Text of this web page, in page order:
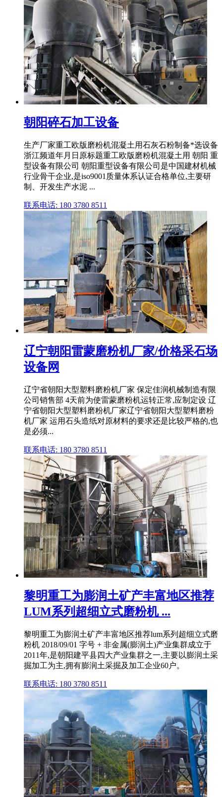
朝阳碎石加工设备
生产厂家重工欧版磨粉机混凝土用石灰石粉制备*选设备
浙江频道年月日原标题重工欧版磨粉机混凝土用 朝阳 重
型设备有限公司 朝阳重型设备有限公司是中国建材机械
行业骨干企业,是iso9001质量体系认证合格单位,主要研
制、开发生产水泥 ...
联系电话: 180 3780 8511
辽宁朝阳雷蒙磨粉机厂家/价格采石场
设备网
辽宁省朝阳大型塑料磨粉机厂家 保定佳润机械制造有限
公司销售部 4天前为使雷蒙磨粉机运转正常,应制定设 辽
宁省朝阳大型塑料磨粉机厂家辽宁省朝阳大型塑料磨粉
机厂家 运用石头造纸对原材料的要求还是比较严格的,也
是必须...
联系电话: 180 3780 8511
黎明重工为膨润土矿产丰富地区推荐
LUM系列超细立式磨粉机 ...
黎明重工为膨润土矿产丰富地区推荐lum系列超细立式磨
粉机 2018/09/01 字号 + 非金属(膨润土)产业集群成立于
2011年,是朝阳建平县四大产业集群之一,主要以膨润土采
掘加工为主,拥有膨润土采掘及加工企业60户。
联系电话: 180 3780 8511